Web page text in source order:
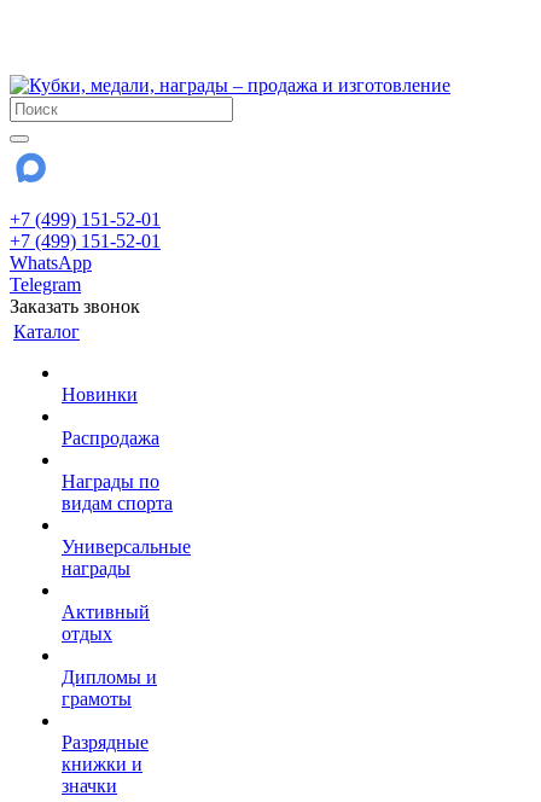
+7 (499) 151-52-01
+7 (499) 151-52-01
WhatsApp
Telegram
Заказать звонок
Каталог
Новинки
Распродажа
Награды по
видам спорта
Универсальные
награды
Активный
отдых
Дипломы и
грамоты
Разрядные
книжки и
значки